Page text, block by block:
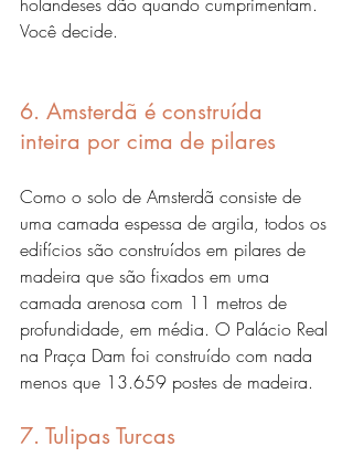
holandeses dão quando cumprimentam.
Você decide.
6. Amsterdã é construída
inteira por cima de pilares
Como o solo de Amsterdã consiste de
uma camada espessa de argila, todos os
edifícios são construídos em pilares de
madeira que são fixados em uma
camada arenosa com 11 metros de
profundidade, em média. O Palácio Real
na Praça Dam foi construído com nada
menos que 13.659 postes de madeira.
7. Tulipas Turcas